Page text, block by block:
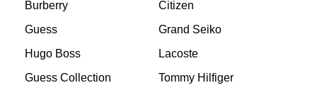
Burberry
Citizen
Guess
Grand Seiko
Hugo Boss
Lacoste
Guess Collection
Tommy Hilfiger